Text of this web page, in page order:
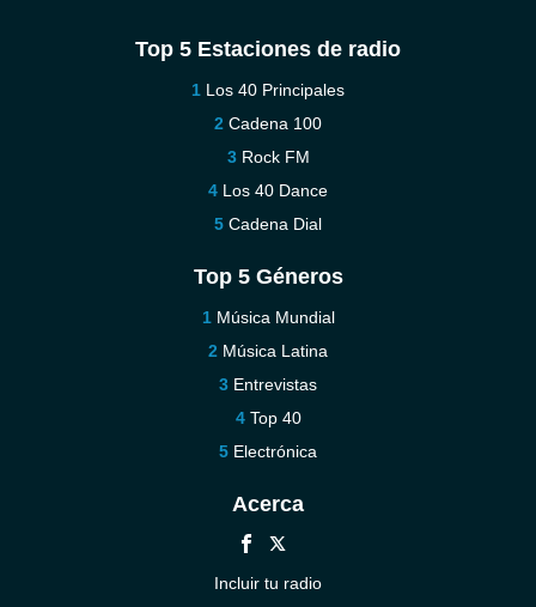
Top 5 Estaciones de radio
Los 40 Principales
Cadena 100
Rock FM
Los 40 Dance
Cadena Dial
Top 5 Géneros
Música Mundial
Música Latina
Entrevistas
Top 40
Electrónica
Acerca
Incluir tu radio